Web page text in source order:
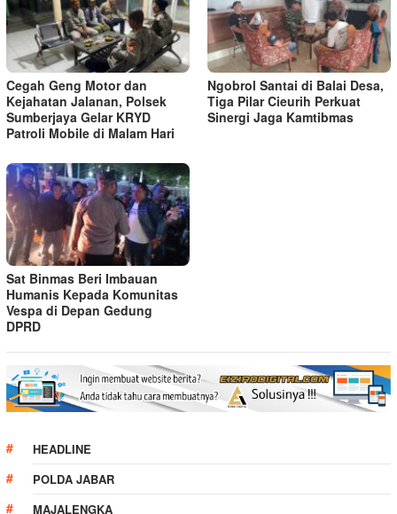
Cegah Geng Motor dan
Kejahatan Jalanan, Polsek
Sumberjaya Gelar KRYD
Patroli Mobile di Malam Hari
Ngobrol Santai di Balai Desa,
Tiga Pilar Cieurih Perkuat
Sinergi Jaga Kamtibmas
Sat Binmas Beri Imbauan
Humanis Kepada Komunitas
Vespa di Depan Gedung
DPRD
HEADLINE
POLDA JABAR
MAJALENGKA